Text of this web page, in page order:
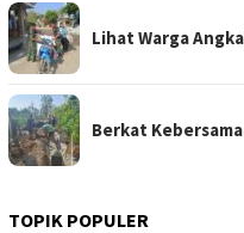
Lihat Warga
Berkat
TOPIK POPULER